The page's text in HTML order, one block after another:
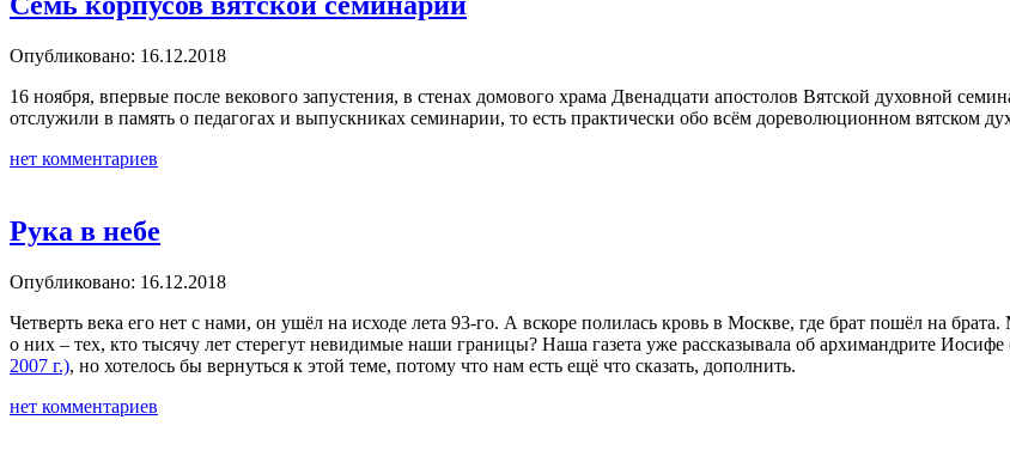
Опубликовано: 16.12.2018
16 ноября, впервые после векового запустения, в стенах домового храма Двенадцати апостолов Вятской духовной
отслужили в память о педагогах и выпускниках семинарии, то есть практически обо всём дореволюционном вятском
нет комментариев
Рука в небе
Опубликовано: 16.12.2018
Четверть века его нет с нами, он ушёл на исходе лета 93-го. А вскоре полилась кровь в Москве, где брат пошёл на
о них – тех, кто тысячу лет стерегут невидимые наши границы? Наша газета уже рассказывала об архимандрите
2007 г.), но хотелось бы вернуться к этой теме, потому что нам есть ещё что сказать, дополнить.
нет комментариев